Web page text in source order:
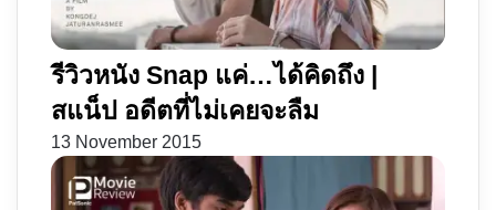
รีวิวหนัง Snap แค่…ได้คิดถึง |
สแน็ป อดีตที่ไม่เคยจะลืม
13 November 2015